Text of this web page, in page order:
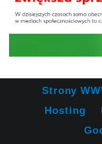
Strony
Hosting